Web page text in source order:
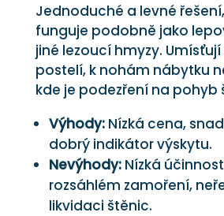
Jednoduché a levné
funguje podobně jako
jiné lezoucí hmyzy.
postelí, k nohám nábytku
kde je podezření na pohyb
Výhody:Nízká cena,
dobrý indikátor výskytu.
Nevýhody:Nízká
rozsáhlém zamoření,
likvidaci štěnic.